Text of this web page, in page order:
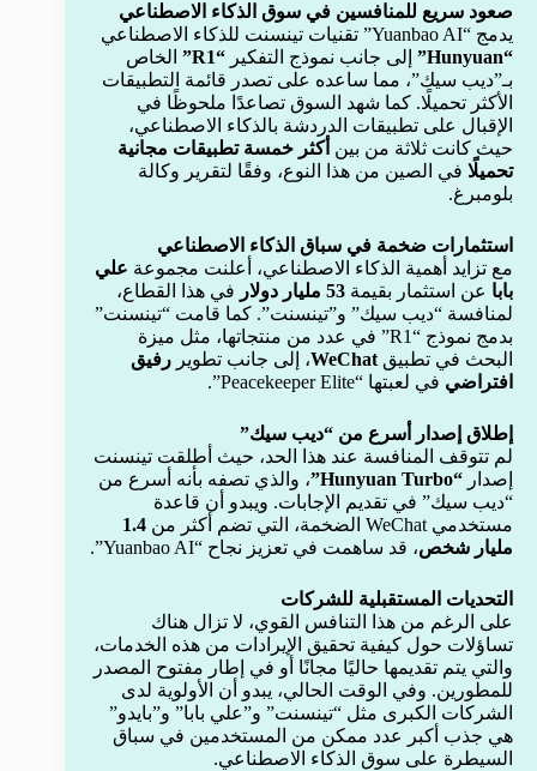
صعود سريع للمنافسين في سوق الذكاء الاصطناعي
يدمج “Yuanbao AI” تقنيات تينسنت للذكاء الاصطناعي
“Hunyuan”
إلى جانب نموذج التفكير “R1”
الخاص
بـ”ديب سيك”، مما ساعده على تصدر قائمة التطبيقات
الأكثر تحميلًا. كما شهد السوق تصاعدًا ملحوظًا في
الإقبال على تطبيقات الدردشة بالذكاء الاصطناعي،
حيث كانت ثلاثة من بين أكثر خمسة تطبيقات مجانية
تحميلًا في الصين من هذا النوع، وفقًا لتقرير وكالة
بلومبرغ.
استثمارات ضخمة في سباق الذكاء الاصطناعي
مع تزايد أهمية الذكاء الاصطناعي، أعلنت مجموعة علي
بابا عن استثمار بقيمة 53 مليار دولار
في هذا القطاع،
لمنافسة “ديب سيك” و”تينسنت”. كما قامت “تينسنت”
بدمج نموذج “R1” في عدد من منتجاتها، مثل ميزة
البحث في تطبيق WeChat، إلى جانب تطوير رفيق
افتراضي في لعبتها “Peacekeeper Elite”.
إطلاق إصدار أسرع من “ديب سيك”
لم تتوقف المنافسة عند هذا الحد، حيث أطلقت تينسنت
إصدار “Hunyuan Turbo”
، والذي تصفه بأنه أسرع من
“ديب سيك” في تقديم الإجابات. ويبدو أن قاعدة
مستخدمي WeChat الضخمة، التي تضم أكثر من
1.4
مليار شخص، قد ساهمت في تعزيز نجاح “Yuanbao AI”.
التحديات المستقبلية للشركات
على الرغم من هذا التنافس القوي، لا تزال هناك
تساؤلات حول كيفية تحقيق الإيرادات من هذه الخدمات،
والتي يتم تقديمها حاليًا مجانًا أو في إطار مفتوح المصدر
للمطورين. وفي الوقت الحالي، يبدو أن الأولوية لدى
الشركات الكبرى مثل “تينسنت” و”علي بابا” و”بايدو”
هي جذب أكبر عدد ممكن من المستخدمين في سباق
السيطرة على سوق الذكاء الاصطناعي.